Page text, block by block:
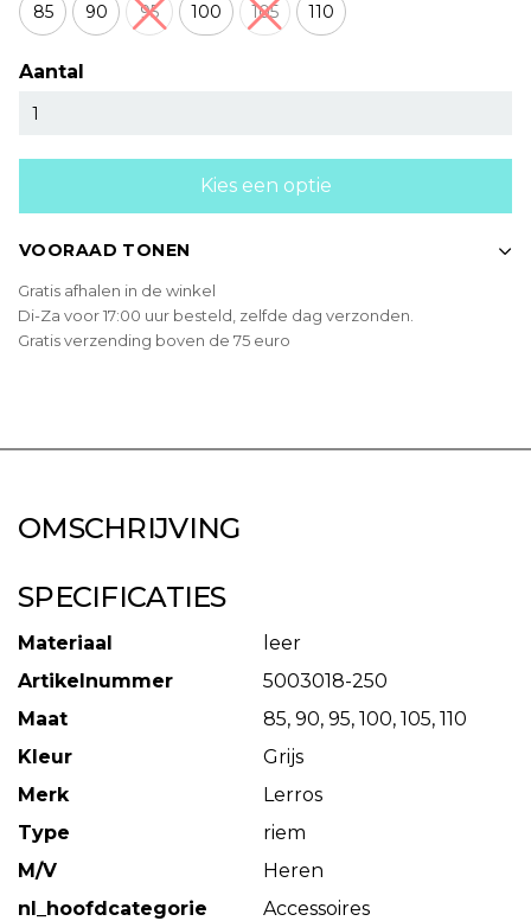
85 90 95 100 105 110
Aantal
Kies een optie
VOORAAD TONEN
Gratis afhalen in de winkel
Di-Za voor 17:00 uur besteld, zelfde dag verzonden.
Gratis verzending boven de 75 euro
OMSCHRIJVING
SPECIFICATIES
Materiaal
leer
Artikelnummer
5003018-250
Maat
85, 90, 95, 100, 105, 110
Kleur
Grijs
Merk
Lerros
Type
riem
M/V
Heren
nl_hoofdcategorie
Accessoires